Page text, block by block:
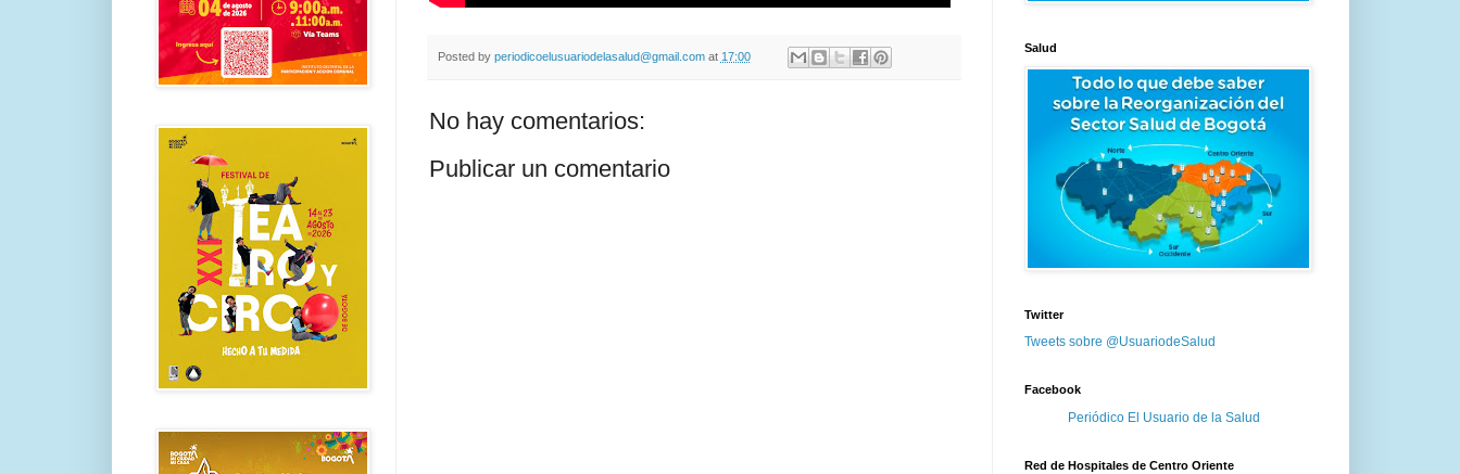
Posted by periodicoelusuariodelasalud@gmail.com at 17:00
No hay comentarios:
Publicar un comentario
Salud
Twitter
Tweets sobre @UsuariodeSalud
Facebook
Periódico El Usuario de la Salud
Red de Hospitales de Centro Oriente